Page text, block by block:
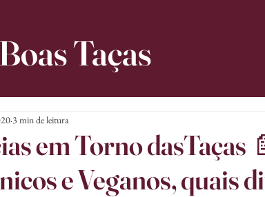
Boas Taças
em Torno dasTaças
e Veganos, quais
3 min de leitura